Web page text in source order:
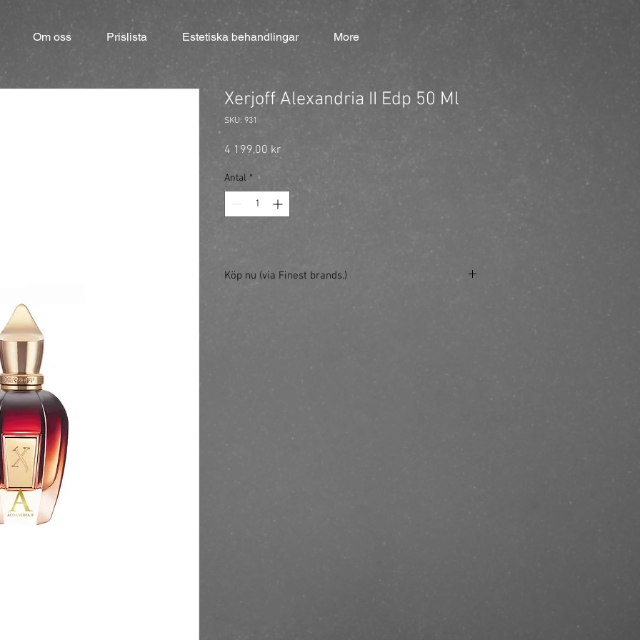
Om oss Prislista Estetiska behandlingar More
Xerjoff Alexandria II Edp 50 Ml
SKU: 931
4 199,00 krPris
Antal *
Köp nu (via Finest brands.)